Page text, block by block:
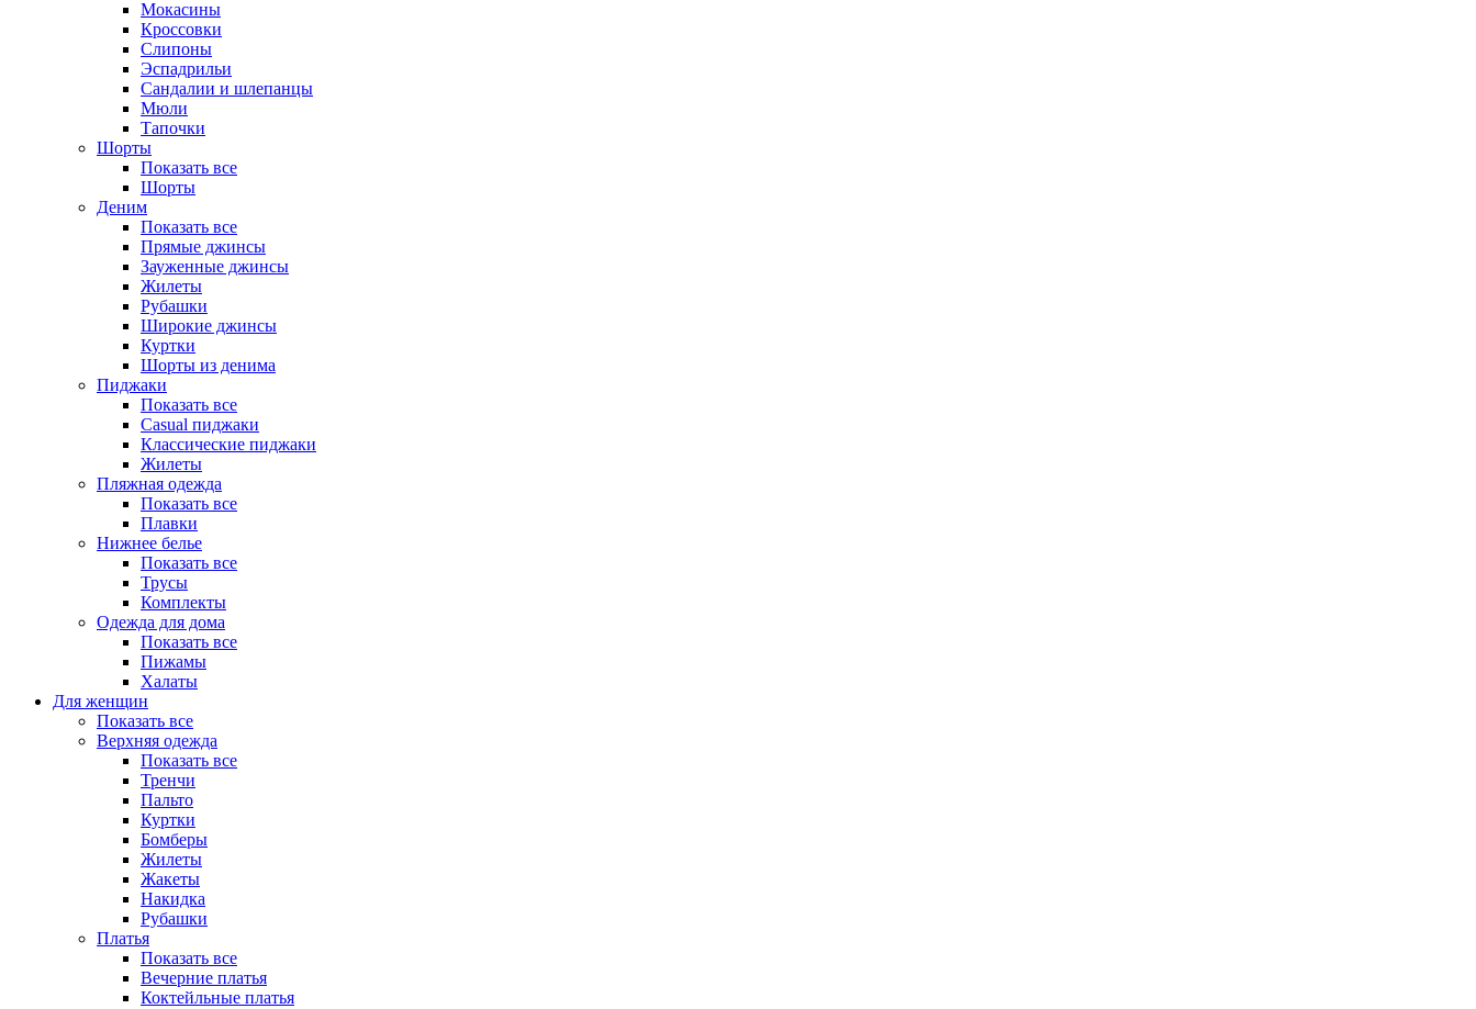
Мокасины
Кроссовки
Слипоны
Эспадрильи
Сандалии и шлепанцы
Мюли
Тапочки
Шорты
Показать все
Шорты
Деним
Показать все
Прямые джинсы
Зауженные джинсы
Жилеты
Рубашки
Широкие джинсы
Куртки
Шорты из денима
Пиджаки
Показать все
Casual пиджаки
Классические пиджаки
Жилеты
Пляжная одежда
Показать все
Плавки
Нижнее белье
Показать все
Трусы
Комплекты
Одежда для дома
Показать все
Пижамы
Халаты
Для женщин
Показать все
Верхняя одежда
Показать все
Тренчи
Пальто
Куртки
Бомберы
Жилеты
Жакеты
Накидка
Рубашки
Платья
Показать все
Вечерние платья
Коктейльные платья